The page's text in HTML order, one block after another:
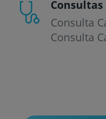
Consultas
Consulta
Consulta